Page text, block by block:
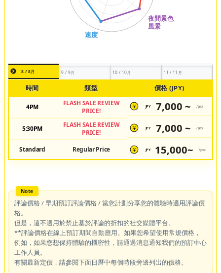
8 / 8月 9 / 9月 10 / 10月 11 / 11月
時間 類型 價格 (JPY)
4PM
FLASH SALE REVIEW
PRICE!
¥ JPY 7,000 ~ /pax
5:30PM
FLASH SALE REVIEW
PRICE!
¥ JPY 7,000 ~ /pax
Standard Regular Price ¥ JPY 15,000~ /pax
評論價格 / 早期預訂評論價格 / 當您計劃分享您的體驗時適用評論價
格。
但是，這不適用於禁止基於評論的折扣的社交媒體平台。
**評論價格在線上預訂期間自動應用。如果您希望使用常規價格，
例如，如果您想保持體驗的機密性，請通過消息通知我們的預訂中心
工作人員。
有關最新定價，請參閱下面日曆中每個時段旁邊列出的價格。